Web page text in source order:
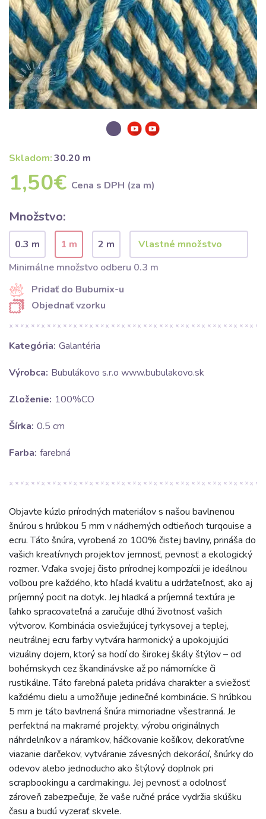
Skladom:30.20 m
1,50€ Cena s DPH (za m)
Množstvo:
0.3 m 1 m
2 m
Minimálne množstvo odberu 0.3 m
Pridať do Bubumix-u
Objednať vzorku
Kategória: Galantéria
Výrobca: Bubulákovo s.r.o www.bubulakovo.sk
Zloženie: 100%CO
Šírka: 0.5 cm
Farba: farebná
Objavte kúzlo prírodných materiálov s našou bavlnenou
šnúrou s hrúbkou 5 mm v nádherných odtieňoch turqouise a
ecru. Táto šnúra, vyrobená zo 100% čistej bavlny, prináša do
vašich kreatívnych projektov jemnosť, pevnosť a ekologický
rozmer. Vďaka svojej čisto prírodnej kompozícii je ideálnou
voľbou pre každého, kto hľadá kvalitu a udržateľnosť, ako aj
príjemný pocit na dotyk. Jej hladká a príjemná textúra je
ľahko spracovateľná a zaručuje dlhú životnosť vašich
výtvorov. Kombinácia osviežujúcej tyrkysovej a teplej,
neutrálnej ecru farby vytvára harmonický a upokojujúci
vizuálny dojem, ktorý sa hodí do širokej škály štýlov – od
bohémskych cez škandinávske až po námornícke či
rustikálne. Táto farebná paleta pridáva charakter a sviežosť
každému dielu a umožňuje jedinečné kombinácie. S hrúbkou
5 mm je táto bavlnená šnúra mimoriadne všestranná. Je
perfektná na makramé projekty, výrobu originálnych
náhrdelníkov a náramkov, háčkovanie košíkov, dekoratívne
viazanie darčekov, vytváranie závesných dekorácií, šnúrky do
odevov alebo jednoducho ako štýlový doplnok pri
scrapbookingu a cardmakingu. Jej pevnosť a odolnosť
zároveň zabezpečuje, že vaše ručné práce vydržia skúšku
času a budú vyzerať skvele.